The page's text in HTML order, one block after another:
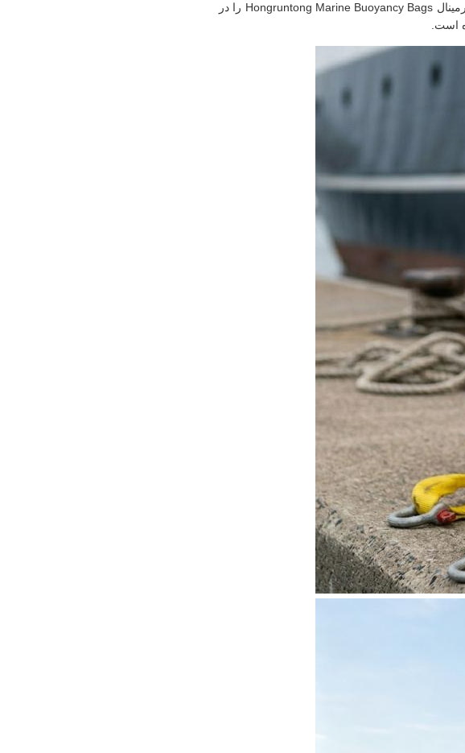
طول روش های صعود و تغییر موقعیت کاهش می دهدبعد از اتمام موفق پروژه،اداره ترمینال Hongruntong Marine Buoyancy Bags را در
است.